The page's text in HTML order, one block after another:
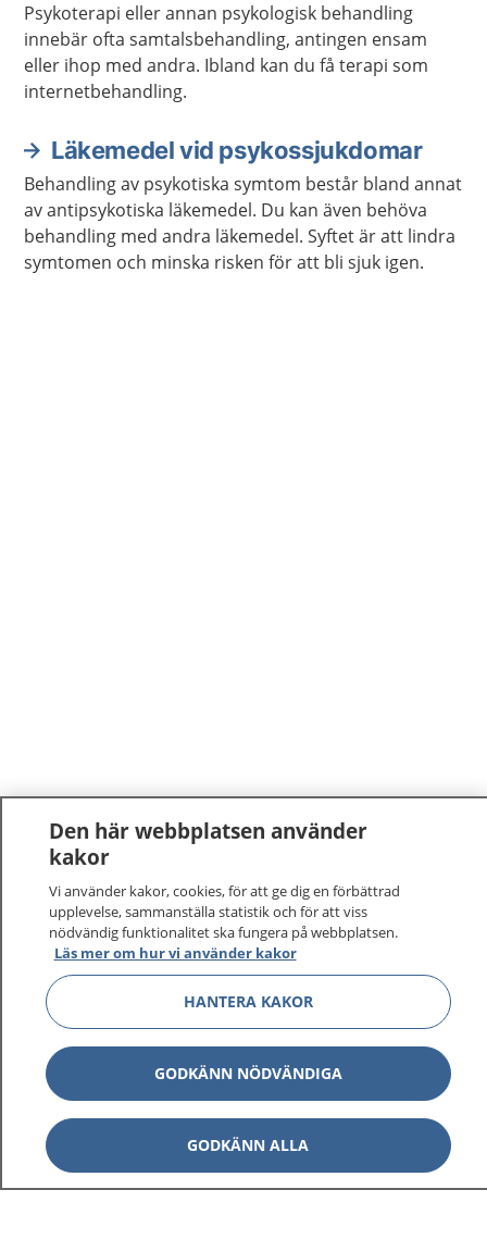
Psykoterapi eller annan psykologisk behandling
innebär ofta samtalsbehandling, antingen ensam
eller ihop med andra. Ibland kan du få terapi som
internetbehandling.
Läkemedel vid psykossjukdomar
Behandling av psykotiska symtom består bland annat
av antipsykotiska läkemedel. Du kan även behöva
behandling med andra läkemedel. Syftet är att lindra
symtomen och minska risken för att bli sjuk igen.
1177–tryggt om din hälsa och vård
På 1177.se får du råd om hälsa och information om
sjukdomar och vilka mottagningar du kan kontakta.
Logga in för att läsa din journal och göra dina
vårdärenden. Ring telefonnummer 1177 för
sjukvårdsrådgivning dygnet runt.
1177 ger dig råd när du vill må bättre.
Den här webbplatsen använder
kakor
Vi använder kakor, cookies, för att ge dig en förbättrad
upplevelse, sammanställa statistik och för att viss
nödvändig funktionalitet ska fungera på webbplatsen.
Läs mer om hur vi använder kakor
HANTERA KAKOR
GODKÄNN NÖDVÄNDIGA
GODKÄNN ALLA